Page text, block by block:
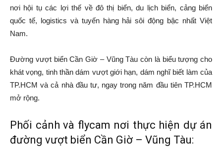
nơi hội tụ các lợi thế về đô thị biển, du lịch biển, cảng biển
quốc tế, logistics và tuyến hàng hải sôi động bậc nhất Việt
Nam.
Đường vượt biển Cần Giờ – Vũng Tàu còn là biểu tượng cho
khát vọng, tinh thần dám vượt giới hạn, dám nghĩ biết làm của
TP.HCM và cả nhà đầu tư, ngay trong năm đầu tiên TP.HCM
mở rộng.
Phối cảnh và flycam nơi thực hiện dự án
đường vượt biển Cần Giờ – Vũng Tàu: